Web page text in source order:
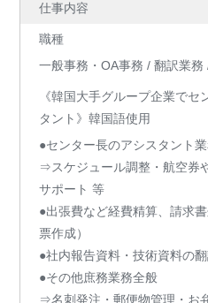
仕事内容
職種
一般事務・OA事務 / 翻訳業務
《韓国大手グループ企業でセ
タント》韓国語使用
●センター長のアシスタント
⇒スケジュール調整・航空券
サポート 等
●出張費など経費精算、請求
票作成）
●社内報告資料・技術資料
●その他庶務業務全般
⇒名刺発注・郵便物管理・お